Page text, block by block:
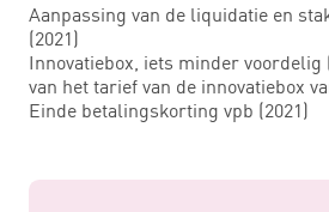
Aanpassing van de liquidatie en
(2021)
Innovatiebox, iets minder voordelig
van het tarief van de innovatiebox
Einde betalingskorting vpb (2021)